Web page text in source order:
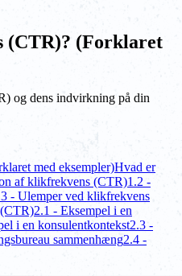
(CTR)? (Forklaret
og dens indvirkning på din
med eksempler)Hvad er
af klikfrekvens (CTR)1.2 -
- Ulemper ved klikfrekvens
2.1 - Eksempel i en
i en konsulentkontekst2.3 -
sammenhæng2.4 -